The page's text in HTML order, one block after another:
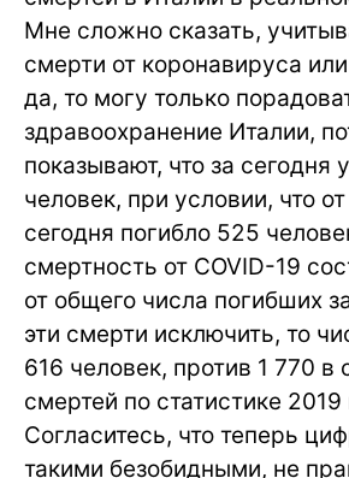
Мне сложно сказать,
смерти от коронавируса
да, то могу только
здравоохранение Италии,
показывают, что за сегодня
человек, при условии, что
сегодня погибло 525
смертность от COVID-19
от общего числа погибших
эти смерти исключить, то
616 человек, против 1 770 в
смертей по статистике 2019
Согласитесь, что теперь
такими безобидными, не